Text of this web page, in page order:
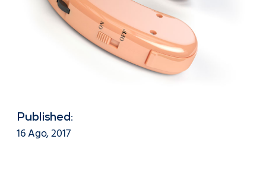
Published:
16 Ago, 2017